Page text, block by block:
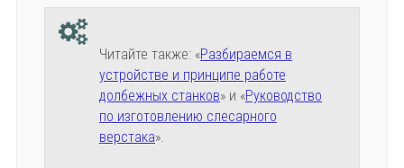
Читайте также: «Разбираемся в
устройстве и принципе работе
долбежных станков» и «Руководство
по изготовлению слесарного
верстака».